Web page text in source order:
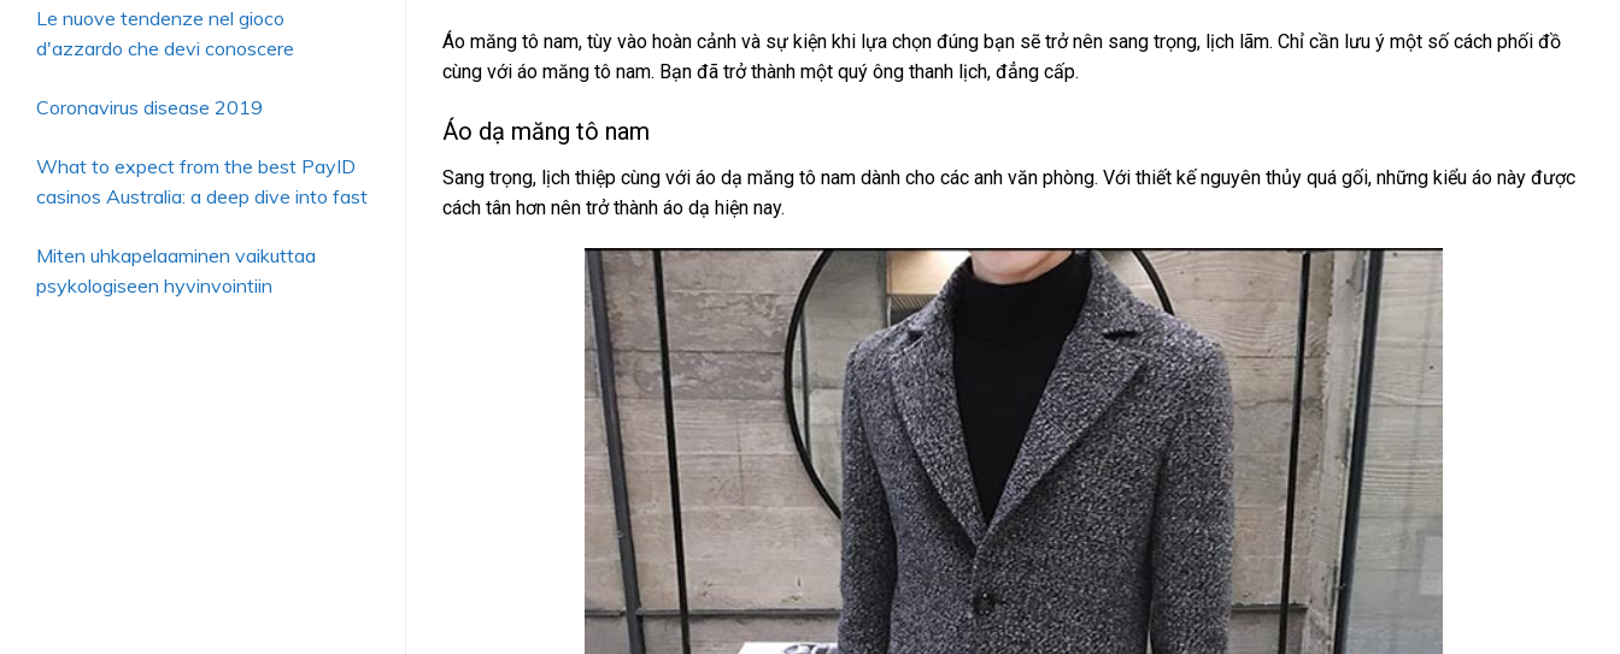
Le nuove tendenze nel gioco
d'azzardo che devi conoscere
Coronavirus disease 2019
What to expect from the best PayID
casinos Australia: a deep dive into fast
Miten uhkapelaaminen vaikuttaa
psykologiseen hyvinvointiin
Áo măng tô nam, tùy vào hoàn cảnh và sự kiện khi lựa chọn đúng bạn sẽ trở nên sang trọng, lịch lãm. Chỉ cần lưu ý một số cách phối đồ
cùng với áo măng tô nam. Bạn đã trở thành một quý ông thanh lịch, đẳng cấp.
Áo dạ măng tô nam
Sang trọng, lịch thiệp cùng với áo dạ măng tô nam dành cho các anh văn phòng. Với thiết kế nguyên thủy quá gối, những kiểu áo này được
cách tân hơn nên trở thành áo dạ hiện nay.